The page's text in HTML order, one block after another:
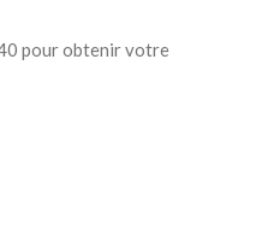
pour obtenir votre